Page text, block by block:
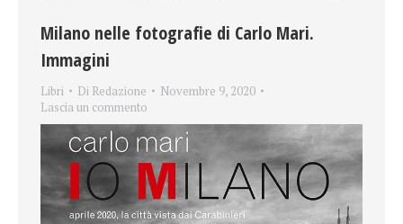
Milano nelle fotografie di Carlo Mari.
Immagini
Libri Di Redazione
Novembre 9, 2020
Lascia un commento